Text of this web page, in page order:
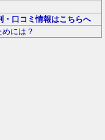
・口コミ情報はこちらへ
には？